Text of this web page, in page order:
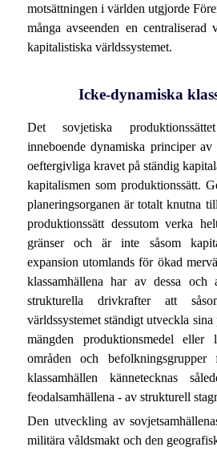
motsättningen i världen utgjorde
många avseenden en
kapitalistiska världssystemet.
Icke-dynamiska
Det sovjetiska
inneboende dynamiska principer
oeftergivliga kravet på ständig
kapitalismen som produktionssätt.
planeringsorganen är totalt knutna
produktionssätt dessutom verka
gränser och är inte såsom
expansion utomlands för ökad
klassamhällena har av dessa och
strukturella drivkrafter att
världssystemet ständigt utveckla
mängden produktionsmedel
områden och befolkningsgrupper
klassamhällen kännetecknas
feodalsamhällena - av strukturell
Den utveckling av
militära våldsmakt och den